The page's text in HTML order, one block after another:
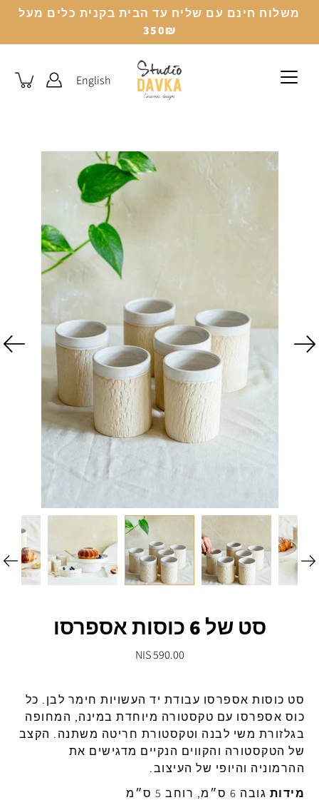
משלוח חינם עם שליח עד הבית בקנית כלים מעל
350₪
English
סט של 6 כוסות אספרסו
590.00 NIS
סט כוסות אספרסו עבודת יד העשויות חימר לבן. כל
כוס אספרסו עם טקסטורה מיוחדת במינה, המחופה
בגלזורת משי לבנה וטקסטורת חריטה משתנה. הקצב
של הטקסטורה והקווים הנקיים מדגישים את
ההרמוניה והיופי של העיצוב.
מידות גובה ס״מ, רוחב
ס״מ